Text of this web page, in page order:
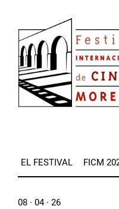
contenido
principal
EL FESTIVAL FICM
08 · 04 · 26